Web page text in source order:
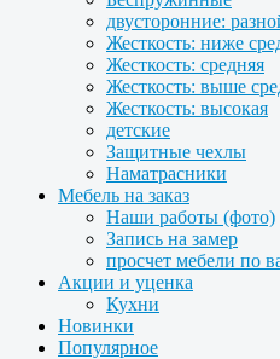
двусторонние:
Жесткость: ниже
Жесткость: средняя
Жесткость: выше
Жесткость: высокая
детские
Защитные чехлы
Наматрасники
Мебель на заказ
Наши работы (фото)
Запись на замер
просчет мебели по
Акции и уценка
Кухни
Новинки
Популярное